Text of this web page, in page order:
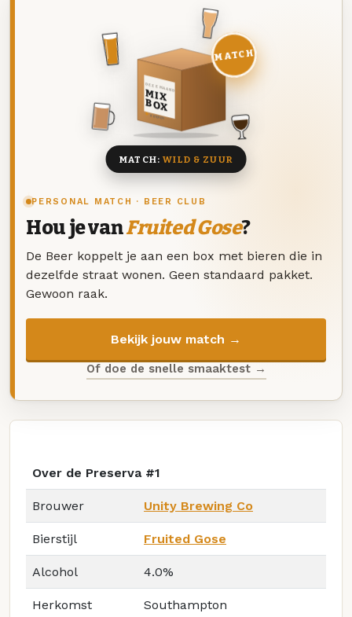
PERSONAL MATCH · BEER CLUB
Hou je vanFruited Gose?
De Beer koppelt je aan een box met bieren die in
dezelfde straat wonen. Geen standaard pakket.
Gewoon raak.
Bekijk jouw match →
Of doe de snelle smaaktest →
DEZE MAAND
MIX
BOX
8 BIEREN
MATCH
MATCH:WILD & ZUUR
Over de Preserva #1
Brouwer Unity Brewing Co
Bierstijl Fruited Gose
Alcohol 4.0%
Herkomst Southampton